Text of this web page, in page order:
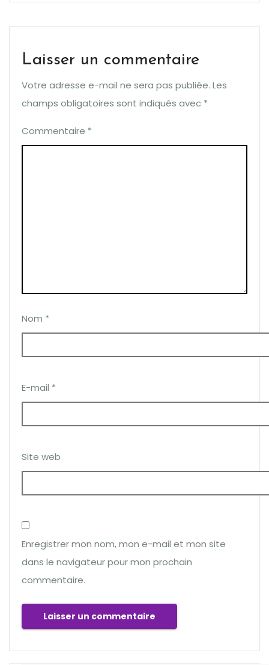
Laisser un commentaire
Votre adresse e-mail ne sera pas publiée. Les
champs obligatoires sont indiqués avec *
Commentaire *
Nom *
E-mail *
Site web
Enregistrer mon nom, mon e-mail et mon site
dans le navigateur pour mon prochain
commentaire.